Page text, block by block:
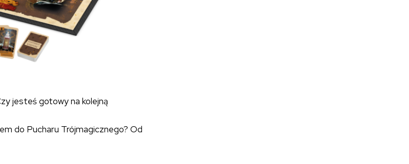
jesteś gotowy na kolejną
do Pucharu Trójmagicznego? Od